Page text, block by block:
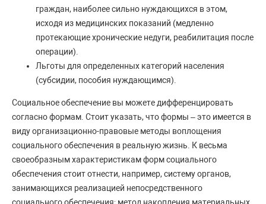
граждан, наиболее сильно нуждающихся в этом,
исходя из медицинских показаний (медленно
протекающие хронические недуги, реабилитация после
операции).
Льготы для определенных категорий населения
(субсидии, пособия нуждающимся).
Социальное обеспечение вы можете дифференцировать
согласно формам. Стоит указать, что формы – это имеется в
виду организационно-правовые методы воплощения
социального обеспечения в реальную жизнь. К весьма
своеобразным характеристикам форм социального
обеспечения стоит отнести, например, систему органов,
занимающихся реализацией непосредственного